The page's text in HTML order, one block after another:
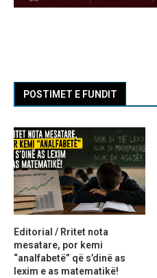
POSTIMET E FUNDIT
Editorial / Rritet nota
mesatare, por kemi
“analfabetë” që s’dinë as
lexim e as matematikë!